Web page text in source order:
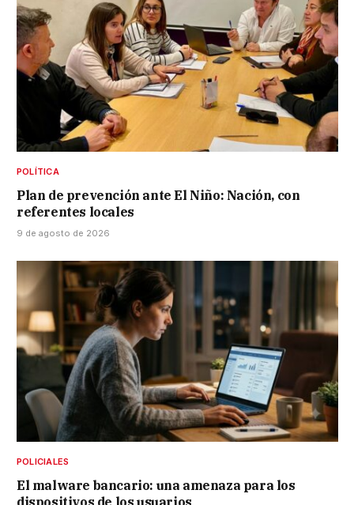
POLÍTICA
Plan de prevención ante El Niño: Nación, con
referentes locales
9 de agosto de 2026
POLICIALES
El malware bancario: una amenaza para los
dispositivos de los usuarios